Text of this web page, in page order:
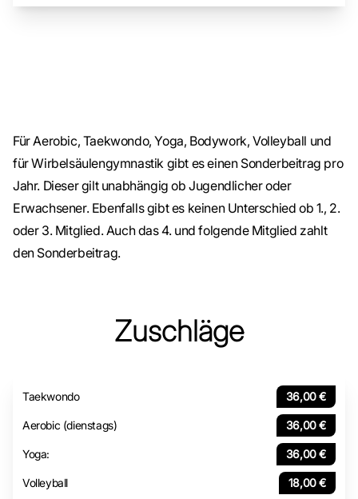
Für Aerobic, Taekwondo, Yoga, Bodywork, Volleyball und
für Wirbelsäulengymnastik gibt es einen Sonderbeitrag pro
Jahr. Dieser gilt unabhängig ob Jugendlicher oder
Erwachsener. Ebenfalls gibt es keinen Unterschied ob 1., 2.
oder 3. Mitglied. Auch das 4. und folgende Mitglied zahlt
den Sonderbeitrag.
Zuschläge
Taekwondo 36,00 €
Aerobic (dienstags) 36,00 €
Yoga: 36,00 €
Volleyball 18,00 €